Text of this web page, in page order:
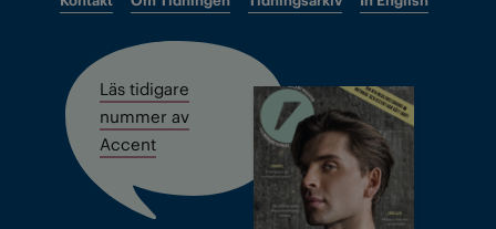
Läs tidigare
nummer av
Accent